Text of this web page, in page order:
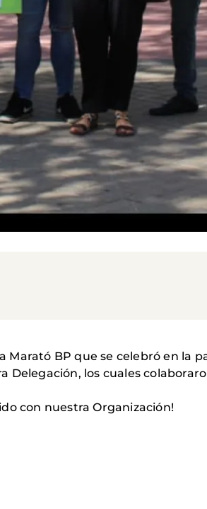
BP que se celebró en la
los cuales
con nuestra Organización!